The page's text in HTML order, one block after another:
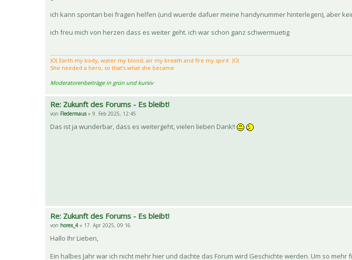
ich kann spontan bei fragen helfen (und wuerde dafuer meine handynummer hinterlegen), aber
ich freu mich von herzen dass es weiter geht. ich war schon ganz schwermuetig
)Ο( Earth my body, water my blood, air my breath and fire my spirit. )Ο(
She needed a hero, so that's what she became
Moderatorenbeiträge in grün und kursiv
Re: Zukunft des Forums - Es bleibt!
von Fledermaus» 9. Feb 2025, 12:45
Das ist ja wunderbar, dass es weitergeht, vielen lieben Dank!!
Re: Zukunft des Forums - Es bleibt!
von horex_4» 17. Apr 2025, 09:16
Hallo Ihr Lieben,
Ein halbes Jahr war ich nicht mehr hier und dachte das Forum wird Geschichte werden. Um so